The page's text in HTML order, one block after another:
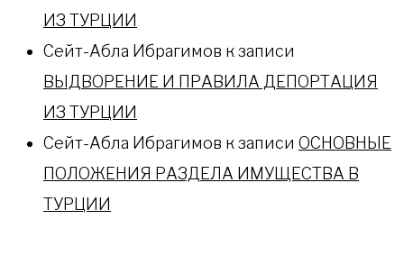
ИЗ ТУРЦИИ
Сейт-Абла Ибрагимов к записи
ВЫДВОРЕНИЕ И ПРАВИЛА ДЕПОРТАЦИЯ
ИЗ ТУРЦИИ
Сейт-Абла Ибрагимов к записи ОСНОВНЫЕ
ПОЛОЖЕНИЯ РАЗДЕЛА ИМУЩЕСТВА В
ТУРЦИИ